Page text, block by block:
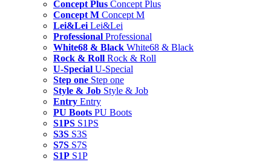
Concept Plus Concept Plus
Concept M Concept M
Lei&Lei Lei&Lei
Professional Professional
White68 & Black White68 & Black
Rock & Roll Rock & Roll
U-Special U-Special
Step one Step one
Style & Job Style & Job
Entry Entry
PU Boots PU Boots
S1PS S1PS
S3S S3S
S7S S7S
S1P S1P